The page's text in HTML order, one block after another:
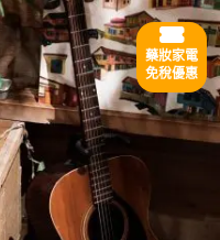
藥妝家電
免稅優惠